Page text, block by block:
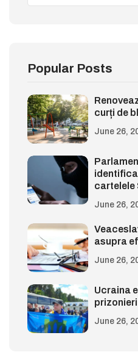
Popular Posts
curți de
June 26,
cartelele
June 26,
asupra
June 26,
Ucraina
prizonieri
June 26,